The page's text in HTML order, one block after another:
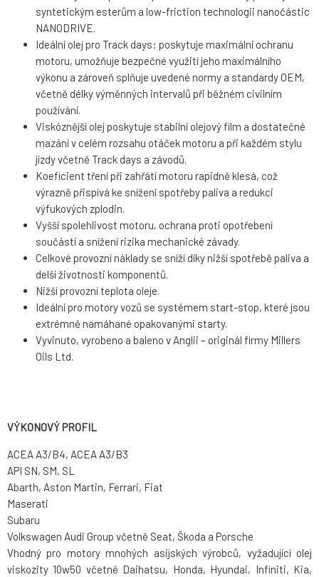
syntetickým esterům a low-friction technologii nanočástic
NANODRIVE.
Ideální olej pro Track days: poskytuje maximální ochranu
motoru, umožňuje bezpečné využití jeho maximálního
výkonu a zároveň splňuje uvedené normy a standardy OEM,
včetně délky výměnných intervalů při běžném civilním
používání.
Viskóznější olej poskytuje stabilní olejový film a dostatečné
mazání v celém rozsahu otáček motoru a při každém stylu
jízdy včetně Track days a závodů.
Koeficient tření při zahřátí motoru rapidně klesá, což
výrazně přispívá ke snížení spotřeby paliva a redukci
výfukových zplodin.
Vyšší spolehlivost motoru, ochrana proti opotřebení
součástí a snížení rizika mechanické závady.
Celkové provozní náklady se sníží díky nižší spotřebě paliva a
delší životnosti komponentů.
Nižší provozní teplota oleje.
Ideální pro motory vozů se systémem start-stop, které jsou
extrémně namáhané opakovanými starty.
Vyvinuto, vyrobeno a baleno v Anglii – originál firmy Millers
Oils Ltd.
VÝKONOVÝ PROFIL
ACEA A3/B4, ACEA A3/B3
API SN, SM, SL
Abarth, Aston Martin, Ferrari, Fiat
Maserati
Subaru
Volkswagen Audi Group včetně Seat, Škoda a Porsche
Vhodný pro motory mnohých asijských výrobců, vyžadující olej
viskozity 10w50 včetně Daihatsu, Honda, Hyundai, Infiniti, Kia,